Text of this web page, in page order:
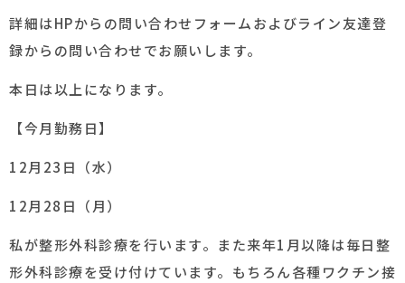
詳細はHPからの問い合わせフォームおよびライン友達登
録からの問い合わせでお願いします。
本日は以上になります。
【今月勤務日】
12月23日（水）
12月28日（月）
私が整形外科診療を行います。また来年1月以降は毎日整
形外科診療を受け付けています。もちろん各種ワクチン接